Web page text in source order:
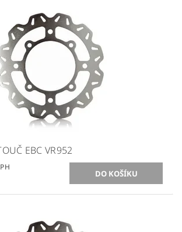
EBC VR952
DPH